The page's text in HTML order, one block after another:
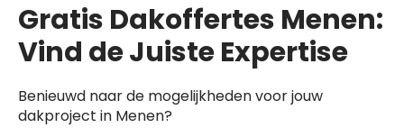
Gratis Dakoffertes Menen:
Vind de Juiste Expertise
Benieuwd naar de mogelijkheden voor jouw
dakproject in Menen?